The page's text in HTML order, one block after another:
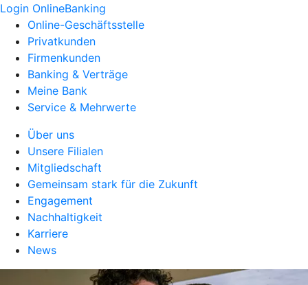
Login OnlineBanking
Online-Geschäftsstelle
Privatkunden
Firmenkunden
Banking & Verträge
Meine Bank
Service & Mehrwerte
Über uns
Unsere Filialen
Mitgliedschaft
Gemeinsam stark für die Zukunft
Engagement
Nachhaltigkeit
Karriere
News